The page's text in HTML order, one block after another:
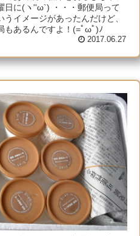
日に(ヽ''ω`) ・・・郵便局って
うイメージがあったんだけど、
もあるんですよ！(=ﾟωﾟ)ﾉ
2017.06.27